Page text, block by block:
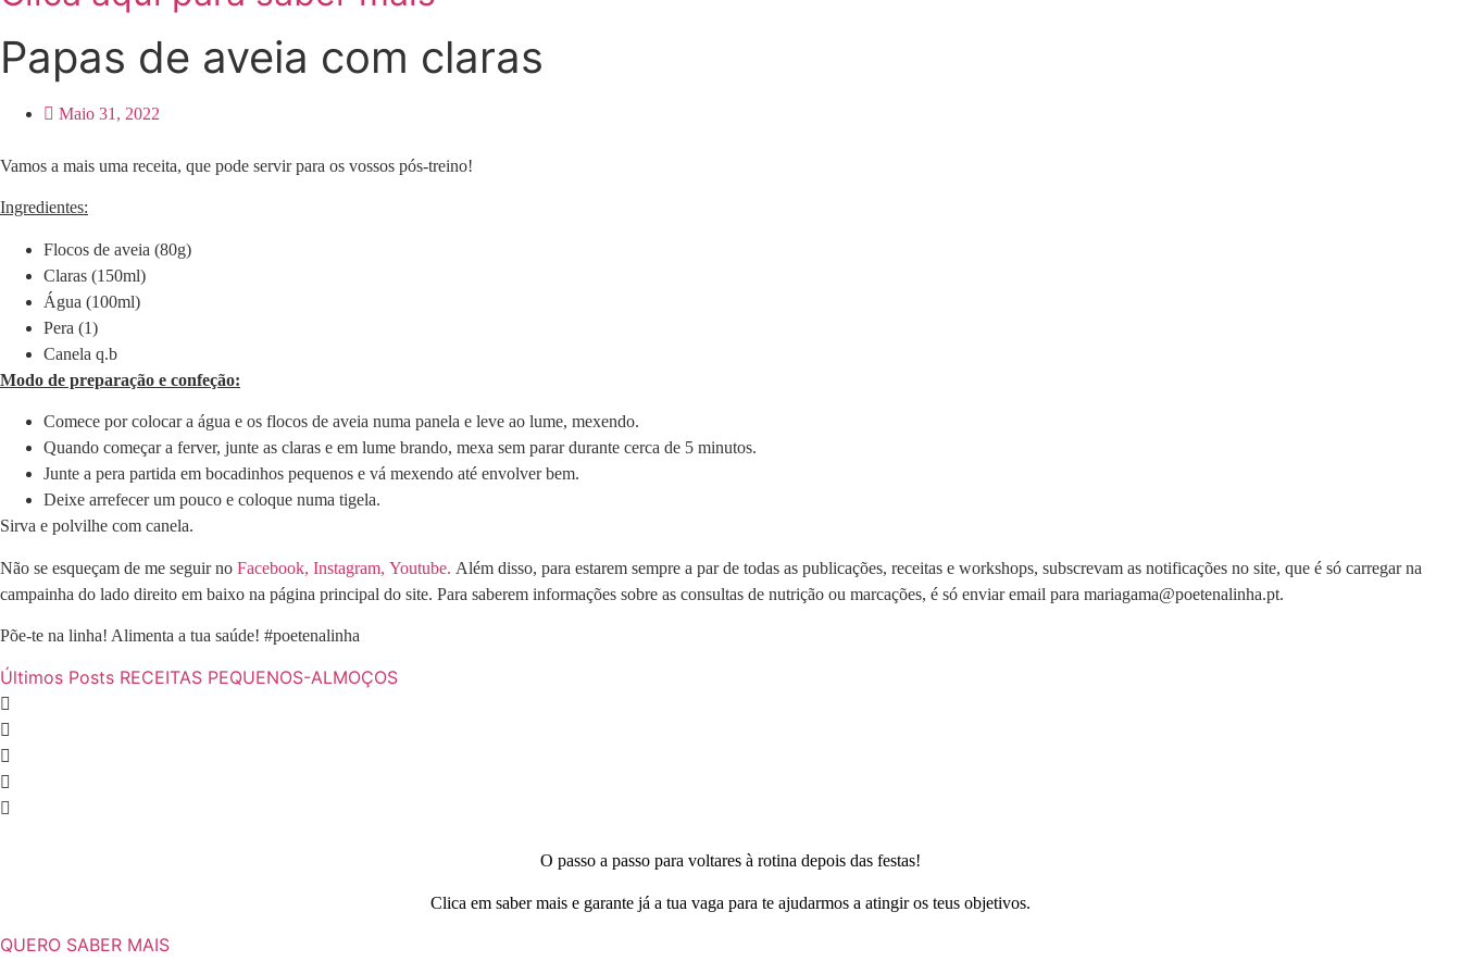
Papas de aveia com claras
Maio 31, 2022
Vamos a mais uma receita, que pode servir para os vossos pós-treino!
Ingredientes:
Flocos de aveia (80g)
Claras (150ml)
Água (100ml)
Pera (1)
Canela q.b
Modo de preparação e confeção:
Comece por colocar a água e os flocos de aveia numa panela e leve ao lume, mexendo.
Quando começar a ferver, junte as claras e em lume brando, mexa sem parar durante cerca de 5 minutos.
Junte a pera partida em bocadinhos pequenos e vá mexendo até envolver bem.
Deixe arrefecer um pouco e coloque numa tigela.
Sirva e polvilhe com canela.
Não se esqueçam de me seguir no Facebook, Instagram, Youtube. Além disso, para estarem sempre a par de todas as publicações, receitas e workshops, subscrevam as notificações no site, que é só carregar na
campainha do lado direito em baixo na página principal do site. Para saberem informações sobre as consultas de nutrição ou marcações, é só enviar email para mariagama@poetenalinha.pt.
Põe-te na linha! Alimenta a tua saúde! #poetenalinha
Últimos Posts RECEITAS PEQUENOS-ALMOÇOS
O passo a passo para voltares à rotina depois das festas!
Clica em saber mais e garante já a tua vaga para te ajudarmos a atingir os teus objetivos.
QUERO SABER MAIS